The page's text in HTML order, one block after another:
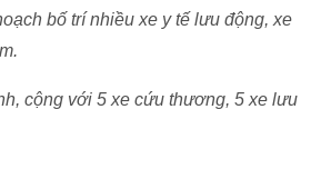
bố trí nhiều xe y tế lưu động, xe
cộng với 5 xe cứu thương, 5 xe lưu